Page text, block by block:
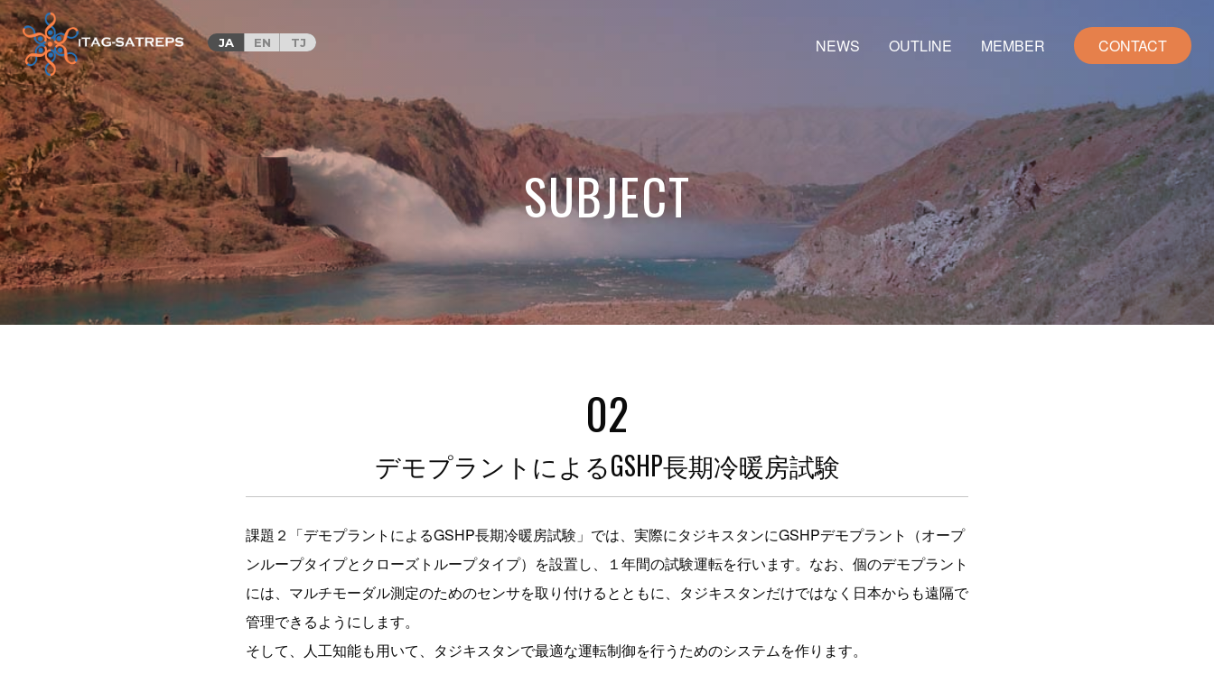
JA EN TJ NEWS OUTLINE MEMBER CONTACT
SUBJECT
02
デモプラントによるGSHP長期冷暖房試験
課題２「デモプラントによるGSHP長期冷暖房試験」では、実際にタジキスタンにGSHPデモプラント（オープ
ンループタイプとクローズトループタイプ）を設置し、１年間の試験運転を行います。なお、個のデモプラント
には、マルチモーダル測定のためのセンサを取り付けるとともに、タジキスタンだけではなく日本からも遠隔で
管理できるようにします。
そして、人工知能も用いて、タジキスタンで最適な運転制御を行うためのシステムを作ります。